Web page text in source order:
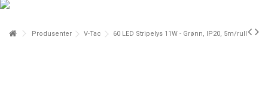
Produsenter V-Tac 60 LED Stripelys 11W - Grønn, IP20, 5m/rull